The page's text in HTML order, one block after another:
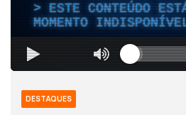
ESTE CONTEÚDO
MOMENTO
DESTAQUES